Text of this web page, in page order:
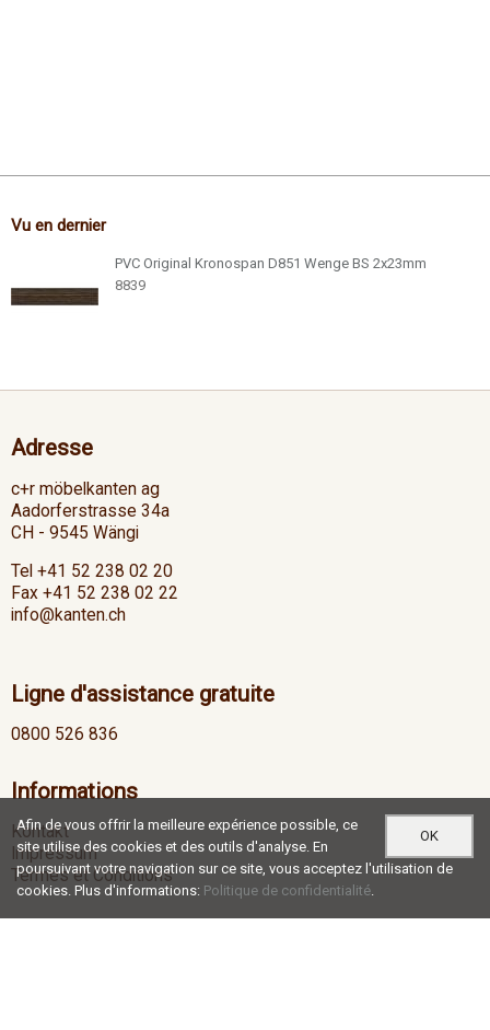
Vu en dernier
PVC Original Kronospan D851 Wenge BS 2x23mm
8839
Adresse
c+r möbelkanten ag
Aadorferstrasse 34a
CH - 9545 Wängi
Tel +41 52 238 02 20
Fax +41 52 238 02 22
info@kanten.ch
Ligne d'assistance gratuite
0800 526 836
Informations
Kontakt
Impressum
Termes et Conditions
OK
Afin de vous offrir la meilleure expérience possible, ce
site utilise des cookies et des outils d'analyse. En
poursuivant votre navigation sur ce site, vous acceptez l'utilisation de
cookies. Plus d'informations: Politique de confidentialité.